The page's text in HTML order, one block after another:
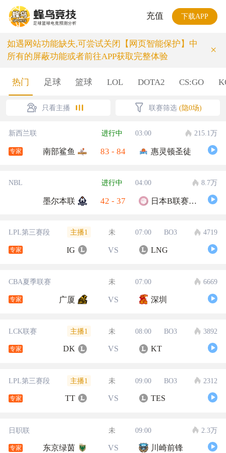
充值 下载APP
如遇网站功能缺失,可尝试关闭【网页智能保护】中
所有的屏蔽功能或者前往APP获取完整体验
×
热门 足球 篮球 LOL DOTA2 CS:GO
只看主播 联赛筛选 (隐0场)
新西兰联 进行中 03:00 215.1万
专家 南部鲨鱼 83 - 84 惠灵顿圣徒
NBL 进行中 04:00 8.7万
墨尔本联 42 - 37 日本B联赛联队
LPL第三赛段 主播1 未 07:00 BO3 4719
专家 IG VS LNG
CBA夏季联赛 未 07:00 6669
专家 广厦 VS 深圳
LCK联赛 主播1 未 08:00 BO3 3892
专家 DK VS KT
LPL第三赛段 主播1 未 09:00 BO3 2312
专家 TT VS TES
日职联 未 09:00 2.3万
专家 东京绿茵 VS 川崎前锋